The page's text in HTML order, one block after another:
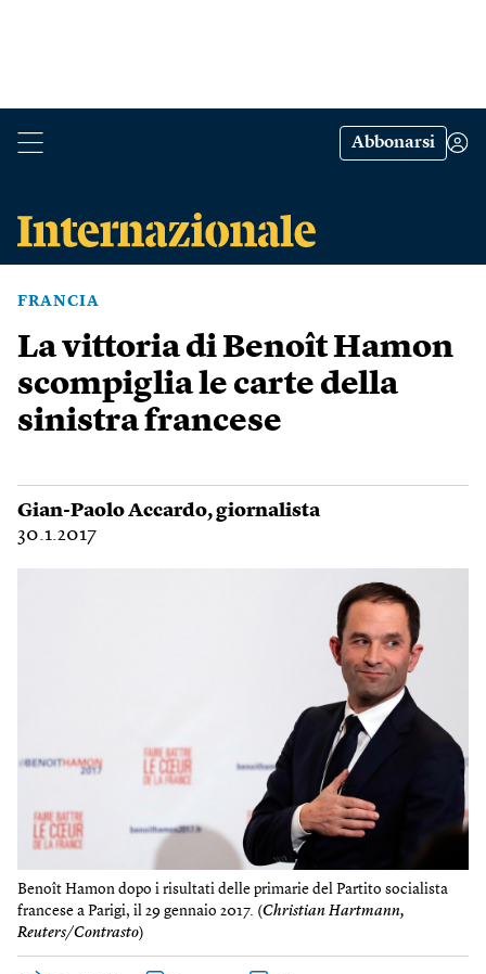
Abbonarsi
FRANCIA
La vittoria di Benoît Hamon
scompiglia le carte della
sinistra francese
Gian-Paolo Accardo, giornalista
30.1.2017
Benoît Hamon dopo i risultati delle primarie del Partito socialista
francese a Parigi, il 29 gennaio 2017. (Christian Hartmann,
Reuters/Contrasto)